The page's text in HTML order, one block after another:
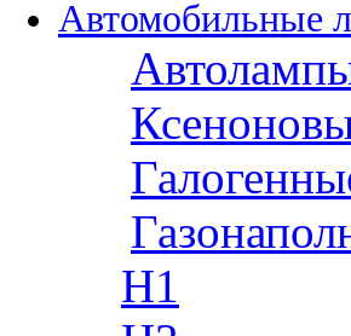
Автомобильные
H1